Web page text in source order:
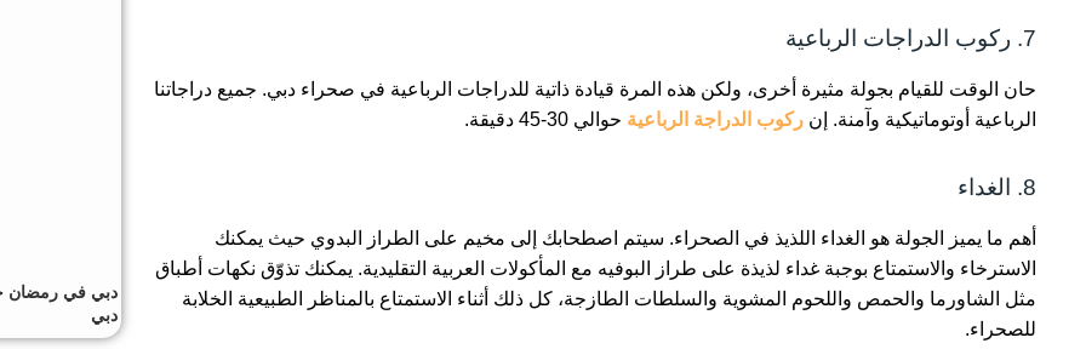
7. ركوب الدراجات الرباعية
حان الوقت للقيام بجولة مثيرة أخرى، ولكن هذه المرة قيادة ذاتية للدراجات الرباعية في صحراء دبي. جميع دراجاتنا
الرباعية أوتوماتيكية وآمنة. إن ركوب الدراجة الرباعية حوالي 30-45 دقيقة.
8. الغداء
أهم ما يميز الجولة هو الغداء اللذيذ في الصحراء. سيتم اصطحابك إلى مخيم على الطراز البدوي حيث يمكنك
الاسترخاء والاستمتاع بوجبة غداء لذيذة على طراز البوفيه مع المأكولات العربية التقليدية. يمكنك تذوّق نكهات أطباق
مثل الشاورما والحمص واللحوم المشوية والسلطات الطازجة، كل ذلك أثناء الاستمتاع بالمناظر الطبيعية الخلابة
للصحراء.
دبي في رمضان
دبي